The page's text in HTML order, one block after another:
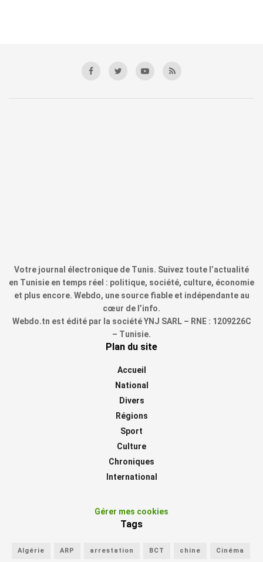
Votre journal électronique de Tunis. Suivez toute l’actualité
en Tunisie en temps réel : politique, société, culture, économie
et plus encore. Webdo, une source fiable et indépendante au
cœur de l’info.
Webdo.tn est édité par la société YNJ SARL – RNE : 1209226C
– Tunisie.
Plan du site
Accueil
National
Divers
Régions
Sport
Culture
Chroniques
International
Gérer mes cookies
Tags
Algérie ARP arrestation BCT chine Cinéma